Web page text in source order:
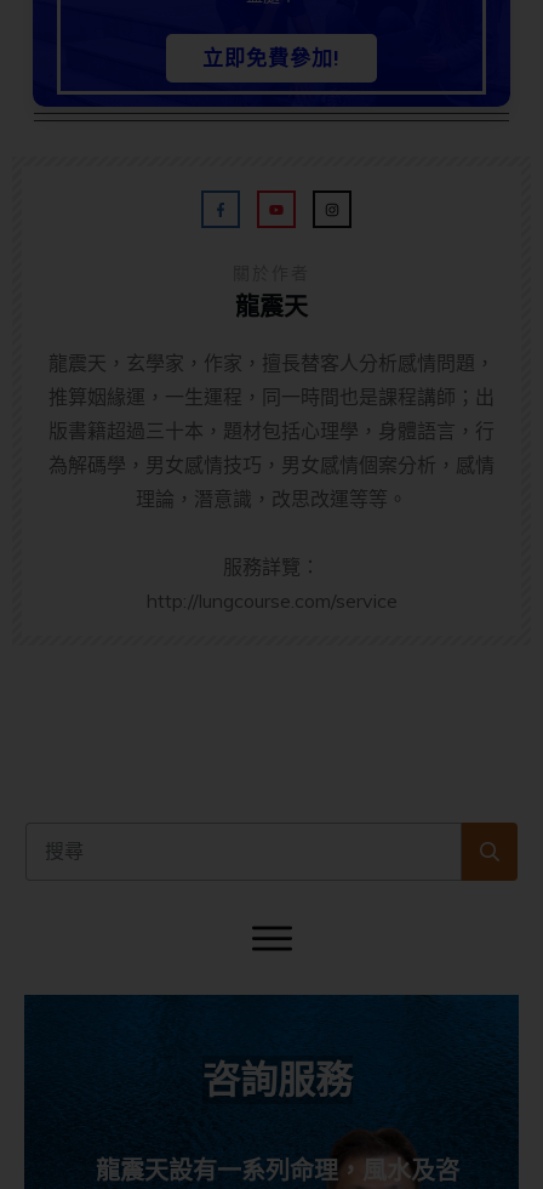
立即免費參加!
龍震天
龍震天，玄學家，作家，擅長替客人分析感情問題，
推算姻緣運，一生運程，同一時間也是課程講師；出
版書籍超過三十本，題材包括心理學，身體語言，行
為解碼學，男女感情技巧，男女感情個案分析，感情
理論，潛意識，改思改運等等。
服務詳覽：
http://lungcourse.com/service
咨詢服務
龍震天設有一系列命理，風水及咨